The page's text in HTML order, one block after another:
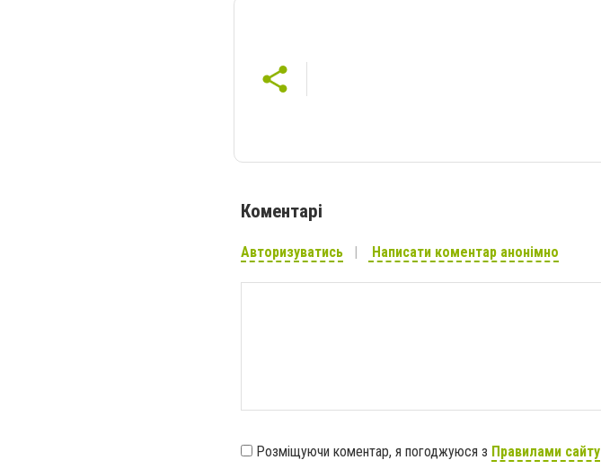
Коментарі
Авторизуватись Написати коментар анонімно
Розміщуючи коментар, я погоджуюся з Правилами сайту